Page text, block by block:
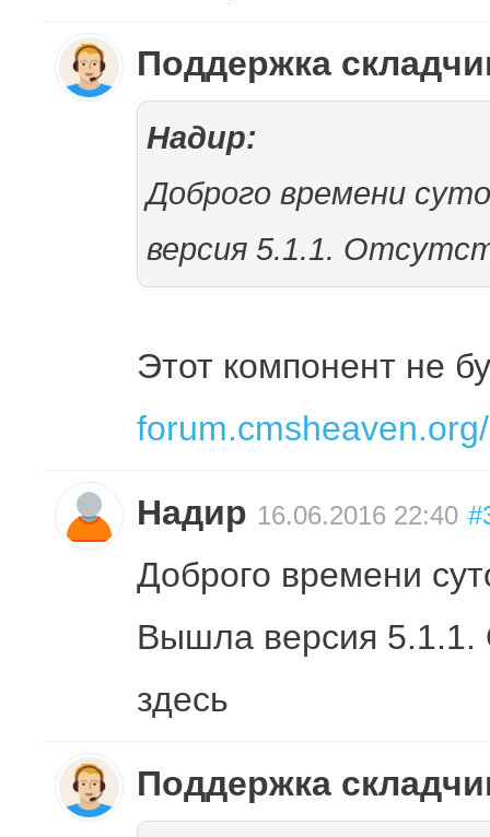
Поддержка
Надир:
Доброго времени
версия 5.1.1.
Этот компонент не
Надир 16.06.2016 22:40
Доброго времени
Вышла версия 5.1.1.
здесь
Поддержка